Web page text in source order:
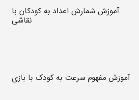
آموزش شمارش اعداد به کودکان با
نقاشی
آموزش مفهوم سرعت به کودک با بازی